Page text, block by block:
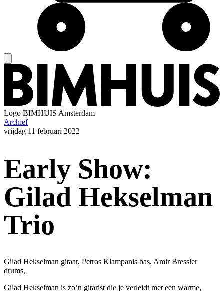
Logo BIMHUIS Amsterdam
Archief
vrijdag 11 februari 2022
Early Show:
Gilad Hekselman
Trio
Gilad Hekselman gitaar, Petros Klampanis bas, Amir Bressler
drums,
Gilad Hekselman is zo’n gitarist die je verleidt met een warme,